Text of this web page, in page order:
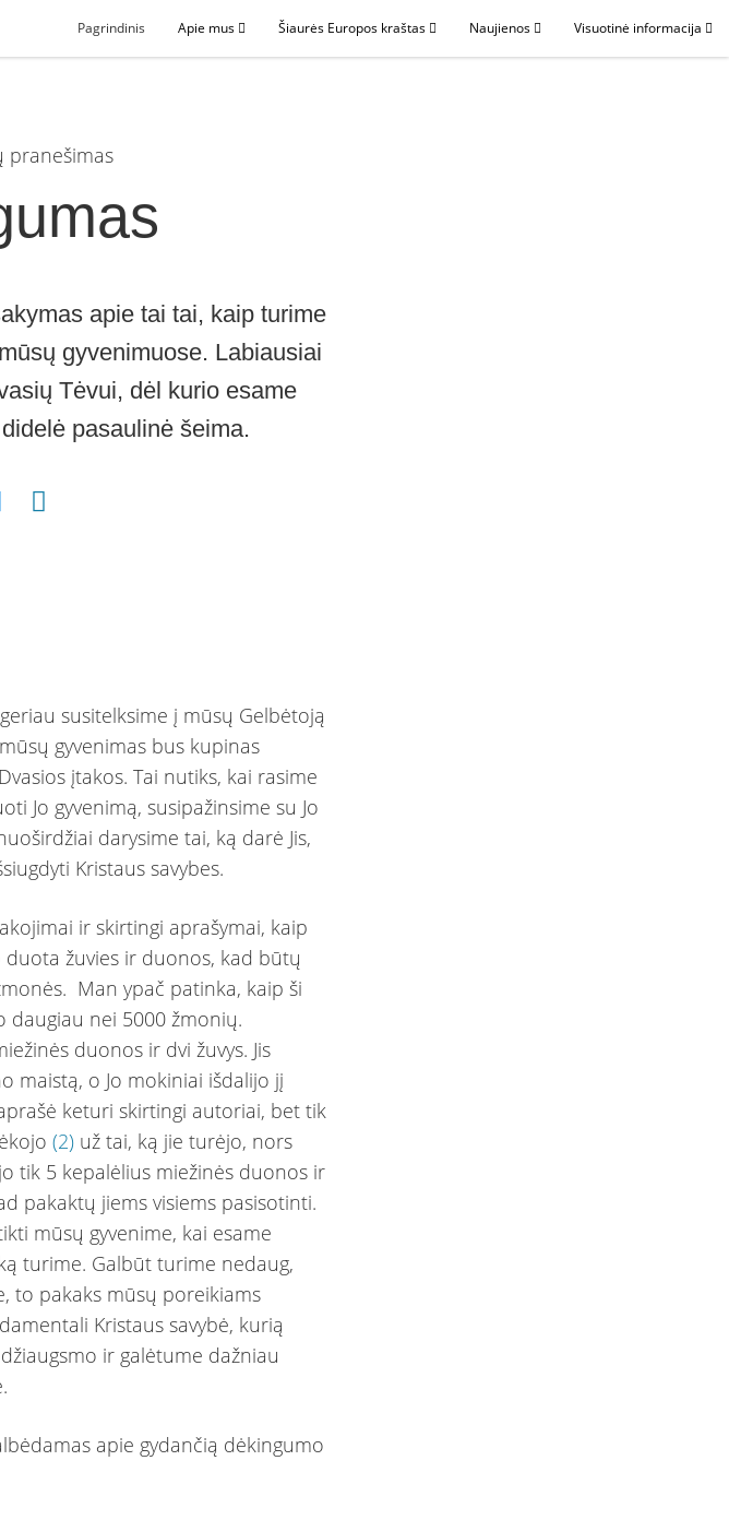
Pagrindinis Apie mus Šiaurės Europos kraštas Naujienos Visuotinė informacija
pranešimas
apie tai tai, kaip turime
gyvenimuose. Labiausiai
Tėvui, dėl kurio esame
pasaulinė šeima.
susitelksime į mūsų Gelbėtoją
gyvenimas bus kupinas
įtakos. Tai nutiks, kai rasime
Jo gyvenimą, susipažinsime su Jo
darysime tai, ką darė Jis,
Kristaus savybes.
ir skirtingi aprašymai, kaip
žuvies ir duonos, kad būtų
Man ypač patinka, kaip ši
daugiau nei 5000 žmonių.
duonos ir dvi žuvys. Jis
maistą, o Jo mokiniai išdalijo jį
keturi skirtingi autoriai, bet tik
(2) už tai, ką jie turėjo, nors
tik 5 kepalėlius miežinės duonos ir
pakaktų jiems visiems pasisotinti.
mūsų gyvenime, kai esame
turime. Galbūt turime nedaug,
to pakaks mūsų poreikiams
Kristaus savybė, kurią
ir galėtume dažniau
apie gydančią dėkingumo